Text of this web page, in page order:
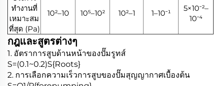
ทำงานที่
เหมาะสม
ที่สุด (Pa)
10²–10 10⁵–10² 10²–1 1–10⁻¹
5×10⁻²–
10⁻⁴
กฎและสูตรต่างๆ
1. อัตราการสูบด้านหน้าของปั๊มรูทส์
S=(0.1~0.2)S{Roots}
2. การเลือกความเร็วการสูบของปั๊มสุญญากาศเบื้องต้น